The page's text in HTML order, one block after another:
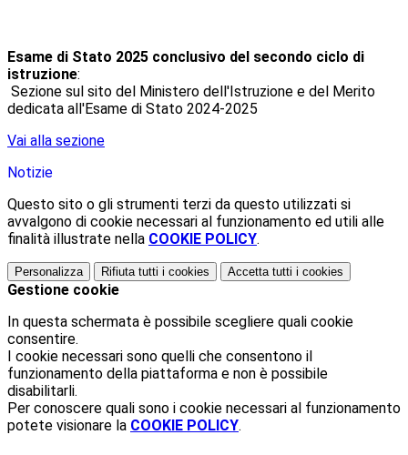
Esame di Stato 2025 conclusivo del secondo ciclo di
istruzione:
Sezione sul sito del Ministero dell'Istruzione e del Merito
dedicata all'Esame di Stato 2024-2025
Vai alla sezione
Notizie
Questo sito o gli strumenti terzi da questo utilizzati si
avvalgono di cookie necessari al funzionamento ed utili alle
finalità illustrate nella COOKIE POLICY.
Personalizza Rifiuta tutti i cookies Accetta tutti i cookies
Gestione cookie
In questa schermata è possibile scegliere quali cookie
consentire.
I cookie necessari sono quelli che consentono il
funzionamento della piattaforma e non è possibile
disabilitarli.
Per conoscere quali sono i cookie necessari al funzionamento
potete visionare la COOKIE POLICY.